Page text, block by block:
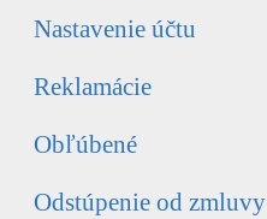
Nastavenie účtu
Reklamácie
Obľúbené
Odstúpenie od zmluvy